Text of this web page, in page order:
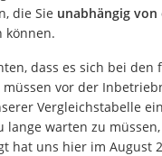
die Sie unabhängig
können.
dass es sich bei den
vor der
Vergleichstabelle
lange warten zu
hat uns hier im August